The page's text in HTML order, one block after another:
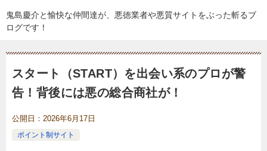
鬼島慶介と愉快な仲間達が、悪徳業者や悪質サイトをぶった斬るブ
ログです！
スタート（START）を出会い系のプロが警
告！背後には悪の総合商社が！
公開日： 2026年6月17日
ポイント制サイト